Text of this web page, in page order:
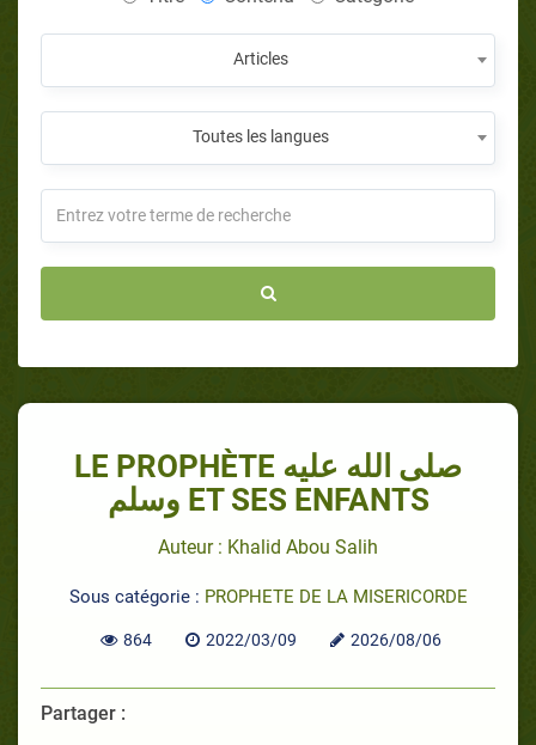
Articles
Toutes les langues
LE PROPHÈTE صلى الله عليه
وسلم ET SES ENFANTS
Auteur : Khalid Abou Salih
Sous catégorie : PROPHETE DE LA MISERICORDE
864 2022/03/09 2026/08/06
Partager :